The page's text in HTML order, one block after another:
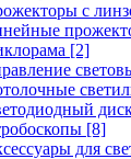
с
[2]
[8]
для